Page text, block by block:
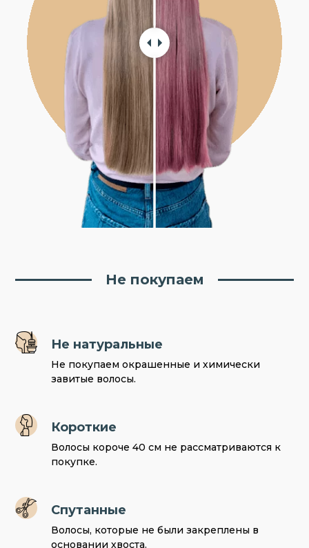
Не покупаем
Не натуральные
Не покупаем окрашенные и химически
завитые волосы.
Короткие
Волосы короче 40 см не рассматриваются к
покупке.
Спутанные
Волосы, которые не были закреплены в
основании хвоста.